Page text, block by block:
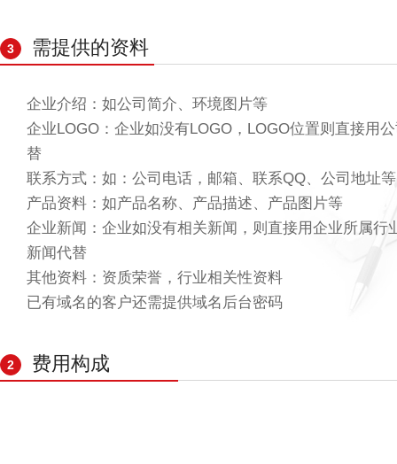
3 需提供的资料
企业介绍：如公司简介、环境图片等
企业LOGO：企业如没有LOGO，LOGO位置则直接用
替
联系方式：如：公司电话，邮箱、联系QQ、公司地址等
产品资料：如产品名称、产品描述、产品图片等
企业新闻：企业如没有相关新闻，则直接用企业所属行
新闻代替
其他资料：资质荣誉，行业相关性资料
已有域名的客户还需提供域名后台密码
2 费用构成